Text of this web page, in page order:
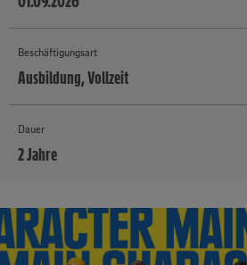
Beschäftigungsart
Ausbildung, Vollzeit
Dauer
2 Jahre